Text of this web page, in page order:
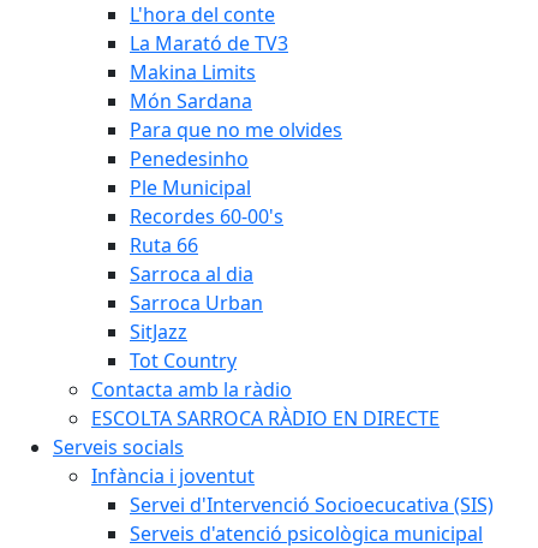
L'hora del conte
La Marató de TV3
Makina Limits
Món Sardana
Para que no me olvides
Penedesinho
Ple Municipal
Recordes 60-00's
Ruta 66
Sarroca al dia
Sarroca Urban
SitJazz
Tot Country
Contacta amb la ràdio
ESCOLTA SARROCA RÀDIO EN DIRECTE
Serveis socials
Infància i joventut
Servei d'Intervenció Socioecucativa (SIS)
Serveis d'atenció psicològica municipal